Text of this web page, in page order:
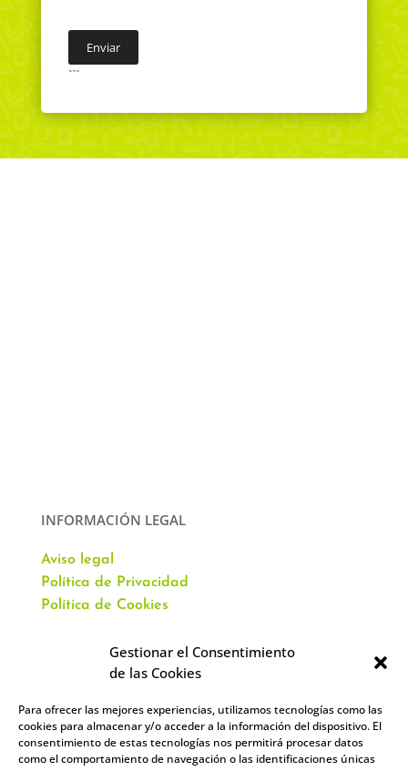
Gestionar el Consentimiento
de las Cookies
Para ofrecer las mejores experiencias, utilizamos tecnologías como las
cookies para almacenar y/o acceder a la información del dispositivo. El
consentimiento de estas tecnologías nos permitirá procesar datos
como el comportamiento de navegación o las identificaciones únicas
```
INFORMACIÓN LEGAL
Aviso legal
Política de Privacidad
Política de Cookies
CONTACTO
Av. Virgen del Val, 51